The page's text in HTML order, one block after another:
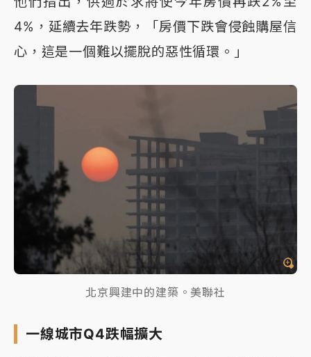
4%，延續去年跌勢，「房價下跌會侵蝕購屋信
心，這是一個難以擺脫的惡性循環。」
北京興建中的建築。美聯社
一線城市Q4跌幅擴大